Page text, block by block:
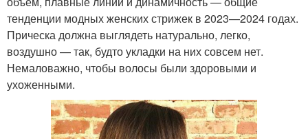
тенденции модных женских стрижек в 2023—2024 годах.
Прическа должна выглядеть натурально, легко,
воздушно — так, будто укладки на них совсем нет.
Немаловажно, чтобы волосы были здоровыми и
ухоженными.